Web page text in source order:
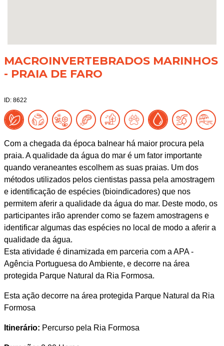
MACROINVERTEBRADOS MARINHOS
- PRAIA DE FARO
ID: 8622
Com a chegada da época balnear há maior procura pela
praia. A qualidade da água do mar é um fator importante
quando veraneantes escolhem as suas praias. Um dos
métodos utilizados pelos cientistas passa pela amostragem
e identificação de espécies (bioindicadores) que nos
permitem aferir a qualidade da água do mar. Deste modo, os
participantes irão aprender como se fazem amostragens e
identificar algumas das espécies no local de modo a aferir a
qualidade da água.
Esta atividade é dinamizada em parceria com a APA -
Agência Portuguesa do Ambiente, e decorre na área
protegida Parque Natural da Ria Formosa.
Esta ação decorre na área protegida Parque Natural da Ria
Formosa
Itinerário: Percurso pela Ria Formosa